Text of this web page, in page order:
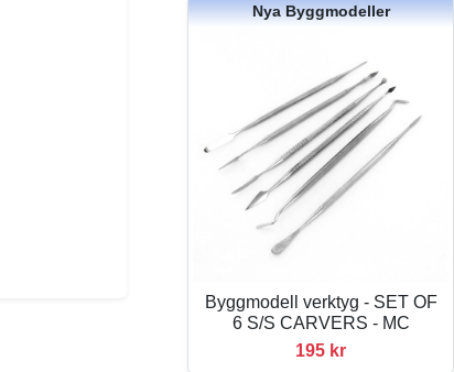
Nya Byggmodeller
Byggmodell verktyg - SET OF
6 S/S CARVERS - MC
195 kr